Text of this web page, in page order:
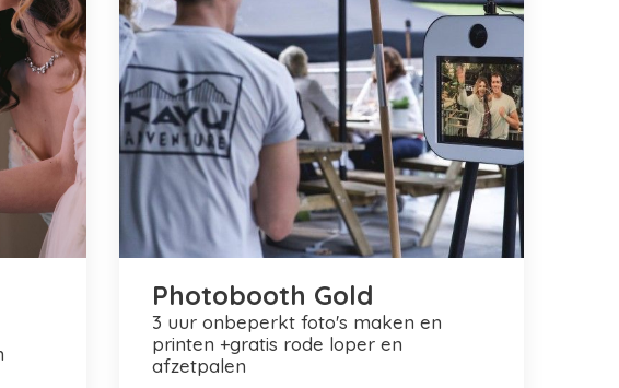
Photobooth Gold
3 uur onbeperkt foto's maken en
printen +gratis rode loper en
afzetpalen